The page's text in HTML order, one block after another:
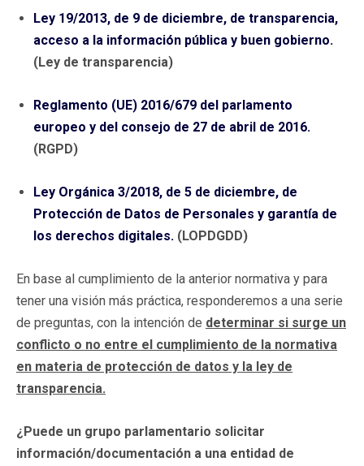
Ley 19/2013, de 9 de diciembre, de transparencia,
acceso a la información pública y buen gobierno.
(Ley de transparencia)
Reglamento (UE) 2016/679 del parlamento
europeo y del consejo de 27 de abril de 2016.
(RGPD)
Ley Orgánica 3/2018, de 5 de diciembre, de
Protección de Datos de Personales y garantía de
los derechos digitales. (LOPDGDD)
En base al cumplimiento de la anterior normativa y para
tener una visión más práctica, responderemos a una serie
de preguntas, con la intención de determinar si surge un
conflicto o no entre el cumplimiento de la normativa
en materia de protección de datos y la ley de
transparencia.
¿Puede un grupo parlamentario solicitar
información/documentación a una entidad de